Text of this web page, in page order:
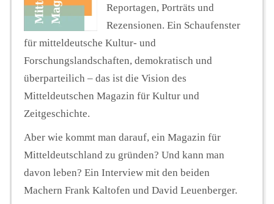
Reportagen, Porträts und
Rezensionen. Ein Schaufenster
für mitteldeutsche Kultur- und
Forschungslandschaften, demokratisch und
überparteilich – das ist die Vision des
Mitteldeutschen Magazin für Kultur und
Zeitgeschichte.
Aber wie kommt man darauf, ein Magazin für
Mitteldeutschland zu gründen? Und kann man
davon leben? Ein Interview mit den beiden
Machern Frank Kaltofen und David Leuenberger.